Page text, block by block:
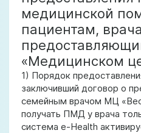
медицинской
пациентам,
«Медицинском
1) Порядок
заключивший договор о
семейным врачом МЦ
получать ПМД у врача
система e-Health